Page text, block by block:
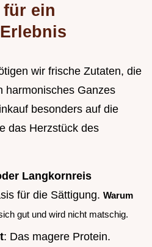
für ein
wir frische Zutaten, die
harmonisches Ganzes
besonders auf die
das Herzstück des
Langkornreis
für die Sättigung. Warum
gut und wird nicht matschig.
: Das magere Protein.